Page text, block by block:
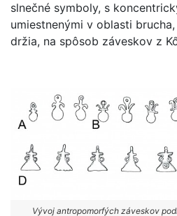
slnečné symboly, s
umiestnenými v oblasti
držia, na spôsob záveskov z
Vývoj antropomorfých záveskov